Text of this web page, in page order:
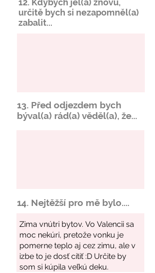
12. Kdybych jel(a) znovu,
určitě bych si nezapomněl(a)
zabalit...
13. Před odjezdem bych
býval(a) rád(a) věděl(a), že...
14. Nejtěžší pro mě bylo....